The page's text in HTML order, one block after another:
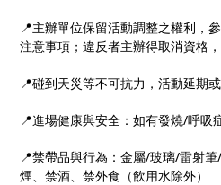
📍主辦單位保留活動調整之權利，
注意事項；違反者主辦得取消資格
📍碰到天災等不可抗力，活動延期
📍進場健康與安全：如有發燒/呼吸
📍禁帶品與行為：金屬/玻璃/雷射
煙、禁酒、禁外食（飲用水除外）